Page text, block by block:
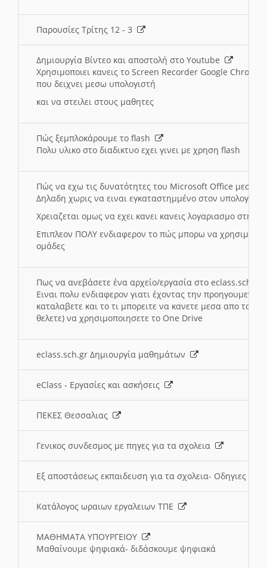
Παρουσίες Τρίτης 12 - 3
Δημιουργία Βίντεο και αποστολή στο Youtube
Χρησιμοποιει κανεις το Screen Recorder Google Chrome
που δειχνει μεσω υπολογιστή
και να στειλει στους μαθητες
Πώς ξεμπλοκάρουμε το flash
Πολυ υλικο στο διαδικτυο εχει γινει με χρηση flash
Πώς να εχω τις δυνατότητες του Microsoft Office μεσω
Δηλαδη χωρις να ειναι εγκαταστημμένο στον
Χρειαζεται ομως να εχει κανει κανεις λογαριασμο στη
Επιπλεον ΠΟΛΥ ενδιαφερον το πώς μπορω να
ομάδες
Πως να ανεβάσετε ένα αρχείο/εργασία στο eclass.sch.gr
Ειναι πολυ ενδιαφερον γιατι έχοντας την
καταλαβετε και το τι μπορειτε να κανετε μεσα απο το
θελετε) να χρησιμοποιησετε το One Drive
eclass.sch.gr Δημιουργία μαθημάτων
eClass - Εργασίες και ασκήσεις
ΠΕΚΕΣ Θεσσαλιας
Γενικος συνδεσμος με πηγες για τα σχολεια
Εξ αποστάσεως εκπαιδευση για τα σχολεια- Οδηγιες
Κατάλογος ωραιων εργαλειων ΤΠΕ
ΜΑΘΗΜΑΤΑ ΥΠΟΥΡΓΕΙΟΥ
Μαθαίνουμε ψηφιακά- διδάσκουμε ψηφιακά